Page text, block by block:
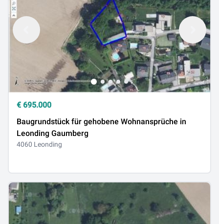
€ 695.000
Baugrundstück für gehobene Wohnansprüche in
Leonding Gaumberg
4060 Leonding